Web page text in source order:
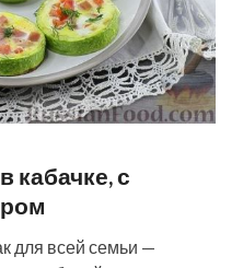
кабачке, с
для всей семьи —